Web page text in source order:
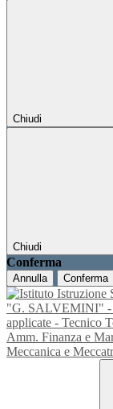
Chiudi
Chiudi
Conferma
Annulla Conferma
"G. SALVEMINI"
applicate - Tecnico
Amm. Finanza e
Meccanica e